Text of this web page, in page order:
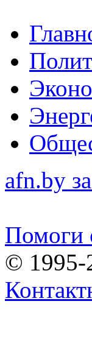
afn.by
Помоги
©